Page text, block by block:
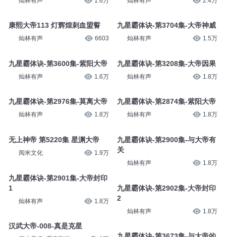
康熙大帝113 灯辉煌刺血盟誓
灿林有声 6603
九星霸体诀-第3600集-紫阳大帝
灿林有声 1.6万
九星霸体诀-第2976集-莫离大帝
灿林有声 1.8万
无上神帝 第5220集 星渊大帝
阅米文化 1.9万
九星霸体诀-第2901集-大帝封印
1
灿林有声 1.8万
汉武大帝-008-真是克星
九星霸体诀-第3704集-大帝神威
灿林有声 1.5万
九星霸体诀-第3208集-大帝因果
灿林有声 1.8万
九星霸体诀-第2874集-紫阳大帝
灿林有声 1.8万
九星霸体诀-第2900集-与大帝有
关
灿林有声 1.8万
九星霸体诀-第2902集-大帝封印
2
灿林有声 1.8万